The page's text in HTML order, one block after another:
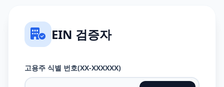
EIN 검증자
고용주 식별 번호(XX-XXXXXX)